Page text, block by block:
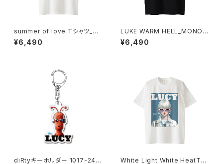
summer of love Tシャツ_bit
ter memory 1014-23022116
5
¥6,490
LUKE WARM HELL_MONO
Tシャツ 1014-230221343
¥6,490
diRtyキーホルダー 1017-240 White Light White HeatTシ